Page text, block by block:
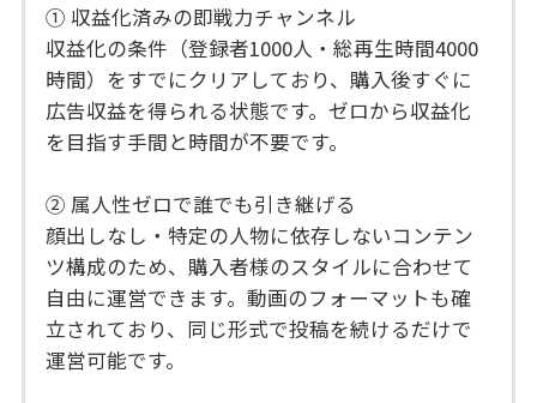
① 収益化済みの即戦力チャンネル
収益化の条件（登録者1000人・総再生時間4000
時間）をすでにクリアしており、購入後すぐに
広告収益を得られる状態です。ゼロから収益化
を目指す手間と時間が不要です。
② 属人性ゼロで誰でも引き継げる
顔出しなし・特定の人物に依存しないコンテン
ツ構成のため、購入者様のスタイルに合わせて
自由に運営できます。動画のフォーマットも確
立されており、同じ形式で投稿を続けるだけで
運営可能です。